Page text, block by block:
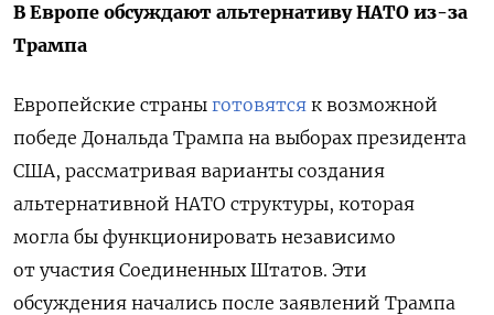
В Европе обсуждают альтернативу НАТО из-за
Трампа
Европейские страны готовятся к возможной
победе Дональда Трампа на выборах президента
США, рассматривая варианты создания
альтернативной НАТО структуры, которая
могла бы функционировать независимо
от участия Соединенных Штатов. Эти
обсуждения начались после заявлений Трампа